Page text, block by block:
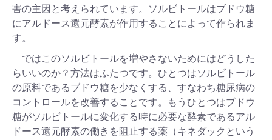
害の主因と考えられています。ソルビトールはブドウ糖
にアルドース還元酵素が作用することによって作られま
す。
ではこのソルビトールを増やさないためにはどうした
らいいのか？方法はふたつです。ひとつはソルビトール
の原料であるブドウ糖を少なくする、すなわち糖尿病の
コントロールを改善することです。もうひとつはブドウ
糖がソルビトールに変化する時に必要な酵素であるアル
ドース還元酵素の働きを阻止する薬（キネダックという